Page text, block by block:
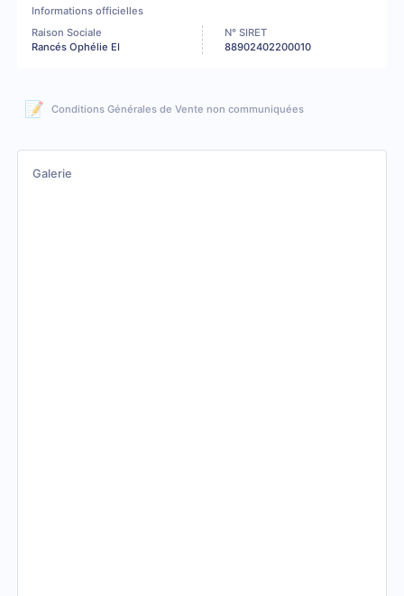
Informations officielles
Raison Sociale
Rancés Ophélie EI
N° SIRET
88902402200010
📝 Conditions Générales de Vente non communiquées
Galerie